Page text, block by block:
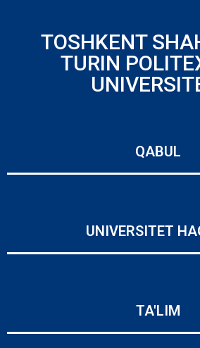
TOSHKENT
TURIN
QABUL
UNIVERSITET
TA'LIM